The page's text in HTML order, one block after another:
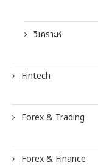
วิเคราะห์
Fintech
Forex & Trading
Forex & Finance